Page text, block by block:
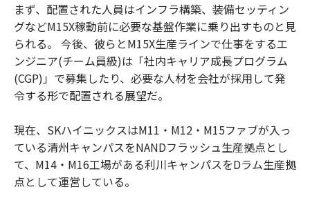
まず、配置された人員はインフラ構築、装備セッティン
グなどM15X稼動前に必要な基盤作業に乗り出すものと見
られる。 今後、彼らとM15X生産ラインで仕事をするエ
ンジニア(チーム員級)は「社内キャリア成長プログラム
(CGP)」で募集したり、必要な人材を会社が採用して発
令する形で配置される展望だ。
現在、SKハイニックスはM11・M12・M15ファブが入っ
ている清州キャンパスをNANDフラッシュ生産拠点とし
て、M14・M16工場がある利川キャンパスをDラム生産拠
点として運営している。